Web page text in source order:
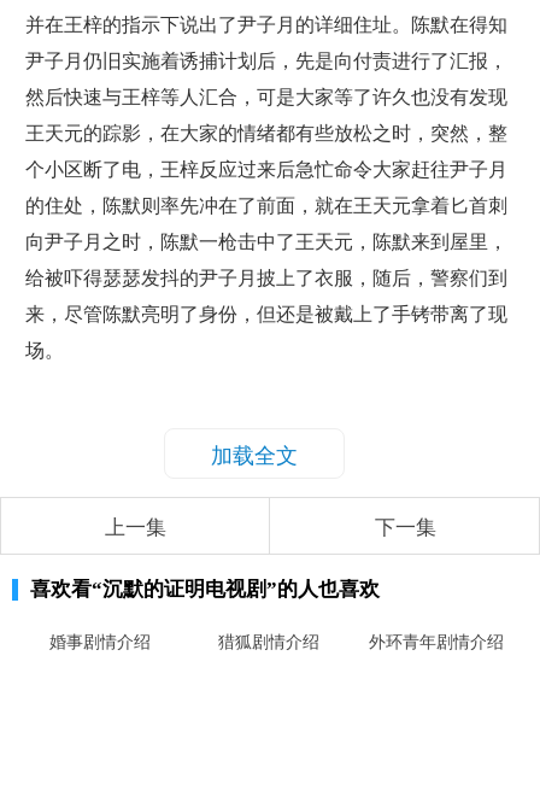
并在王梓的指示下说出了尹子月的详细住址。陈默在得知
尹子月仍旧实施着诱捕计划后，先是向付责进行了汇报，
然后快速与王梓等人汇合，可是大家等了许久也没有发现
王天元的踪影，在大家的情绪都有些放松之时，突然，整
个小区断了电，王梓反应过来后急忙命令大家赶往尹子月
的住处，陈默则率先冲在了前面，就在王天元拿着匕首刺
向尹子月之时，陈默一枪击中了王天元，陈默来到屋里，
给被吓得瑟瑟发抖的尹子月披上了衣服，随后，警察们到
来，尽管陈默亮明了身份，但还是被戴上了手铐带离了现
场。
加载全文
上一集 下一集
喜欢看“沉默的证明电视剧”的人也喜欢
婚事剧情介绍 猎狐剧情介绍 外环青年剧情介绍